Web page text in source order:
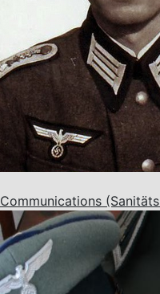
Communications